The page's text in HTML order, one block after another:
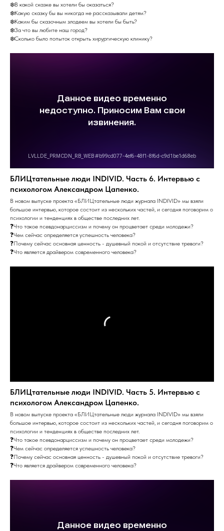
❄️В какой сказке вы хотели бы оказаться?
❄️Какую сказку бы вы никогда не рассказывали детям?
❄️Каким бы сказочным злодеем вы хотели бы быть?
❄️За что вы любите наш город?
❄️Сколько было попыток открыть хирургическую клинику?
БЛИЦтательные люди INDIVID. Часть 6. Интервью с
психологом Александром Цапенко.
В новом выпуске проекта «БЛИЦтательные люди журнала INDIVID» мы взяли
большое интервью, которое состоит из нескольких частей, и сегодня поговорим о
психологии и тенденциях в обществе последних лет.
❓Что такое псевдонарциссизм и почему он процветает среди молодежи?
❓Чем сейчас определяется успешность человека?
❓Почему сейчас основная ценность - душевный покой и отсутствие тревоги?
❓Что является драйвером современного человека?
БЛИЦтательные люди INDIVID. Часть 5. Интервью с
психологом Александром Цапенко.
В новом выпуске проекта «БЛИЦтательные люди журнала INDIVID» мы взяли
большое интервью, которое состоит из нескольких частей, и сегодня поговорим о
психологии и тенденциях в обществе последних лет.
❓Что такое псевдонарциссизм и почему он процветает среди молодежи?
❓Чем сейчас определяется успешность человека?
❓Почему сейчас основная ценность - душевный покой и отсутствие тревоги?
❓Что является драйвером современного человека?